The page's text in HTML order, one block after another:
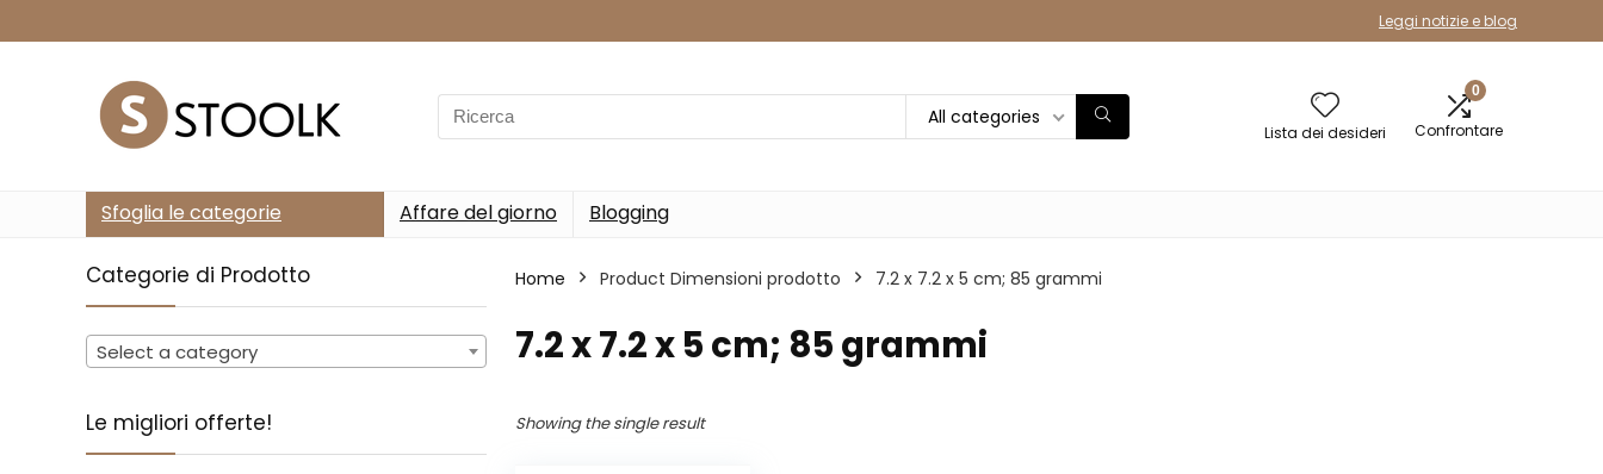
Leggi notizie e blog
Search
for:
All categories
Lista dei desideri
0
Confrontare
Sfoglia le categorie Affare del giorno Blogging
Categorie di Prodotto
Select a category
Le migliori offerte!
Home Product Dimensioni prodotto ‎7.2 x 7.2 x 5 cm; 85 grammi
‎7.2 x 7.2 x 5 cm; 85 grammi
Showing the single result